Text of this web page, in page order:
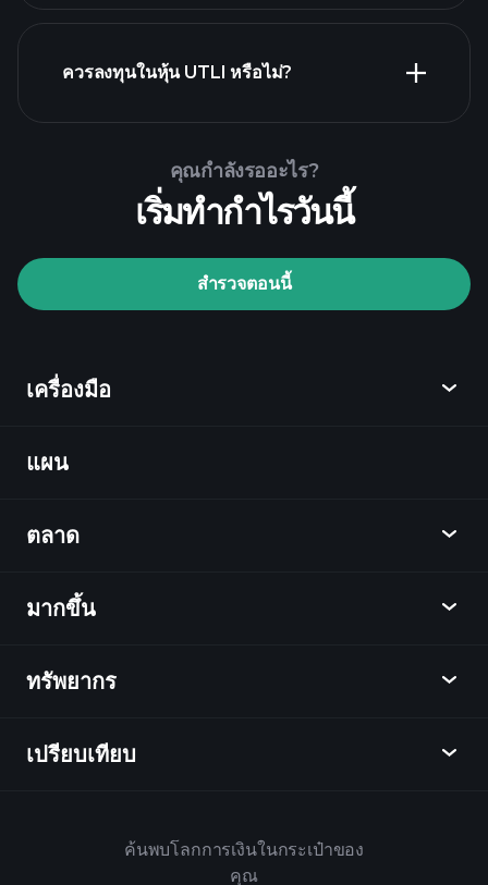
รายงานทางการเงิน UTLI
Playtrade Tournaments
โบรกเกอร์ที่แนะนำ
ควรลงทุนในหุ้น UTLI หรือไม่?
ที่ขับเคลื่อนด้วย AI
คุณกำลังรออะไร?
เริ่มทำกำไรวันนี้
สำรวจตอนนี้
เครื่องมือ
ค้นพบ
ศูนย์กลางการเรียนรู้
เดสก์ท็อป
แผน
ตลาด
ภาพรวม
ดัชนี
มากขึ้น
เป็นพันธมิตร
เกี่ยวกับเพลย์เทรด
ทรัพยากร
ศูนย์ช่วยเหลือ
เปรียบเทียบ
ค้นพบโลกการเงินในกระเป๋าของ
คุณ